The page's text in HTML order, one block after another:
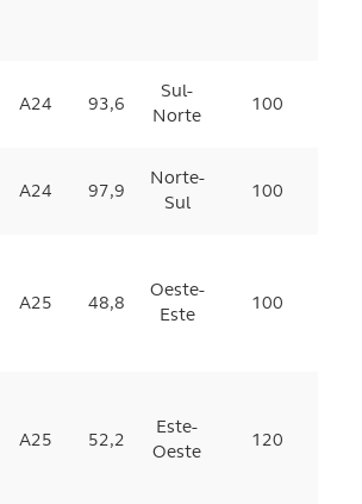
A24 93,6
Sul-
Norte
100
A24 97,9
Norte-
Sul
100
A25 48,8
Oeste-
Este
100
A25 52,2
Este-
Oeste
120